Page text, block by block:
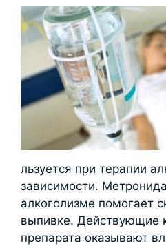
льзуется при терапии
зависимости.
алкоголизме помогает
выпивке. Действующие
препарата оказывают